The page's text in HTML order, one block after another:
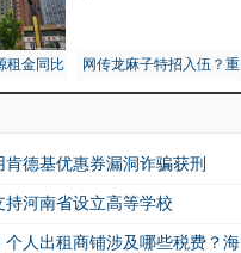
租金同比
量价齐跌
网传龙麻子特招入伍？重
庆消防总队：没接到通知
肯德基优惠券漏洞诈骗获刑
持河南省设立高等学校
个人出租商铺涉及哪些税费？海